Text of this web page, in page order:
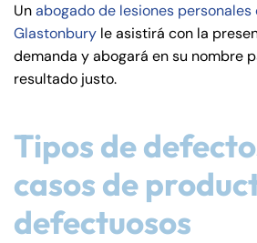
Unabogado de lesiones
Glastonbury le asistirá con la
demanda y abogará en su nombre
resultado justo.
Tipos de
casos de
defectuosos